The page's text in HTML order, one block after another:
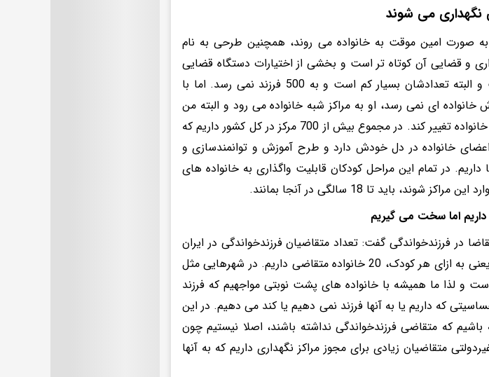
به صورت امین موقت به خانواده می روند، همچنین طرحی به نام
و قضایی آن کوتاه تر است و بخشی از اختیارات دستگاه قضایی
به سازمان بهزیستی سپرده شده است و البته تعدادشان بسیار کم است و به 500 فرزند نمی رسد. اما با
ای نمی رسد، او به مراکز شبه خانواده می رود و البته من
اصرار دارم که نامش از شبه خانواده به خانواده تغییر کند. در مجموع بیش از 700 مرکز در کل کشور داریم که
عنوان اعضای خانواده در دل خودش دارد و طرح آموزش و توانمندسازی و
در تمام این مراحل کودکان قابلیت واگذاری به خانواده های
باید تا 18 سالگی در آنجا بمانند.
در فرزندخواندگی گفت: تعداد متقاضیان فرزندخواندگی در ایران
نسبت به کودکان ما 20 به یک است. یعنی به ازای هر کودک، 20 خانواده متقاضی داریم. در شهرهایی مثل
این نسبت 25 به یک است و لذا ما همیشه با خانواده های پشت نوبتی مواجهیم که فرزند
که داریم یا به آنها فرزند نمی دهیم یا کند می دهیم. در این
باشیم که متقاضی فرزندخواندگی نداشته باشند، اصلا نیستیم چون
متقاضیان زیادی برای مجوز مراکز نگهداری داریم که به آنها